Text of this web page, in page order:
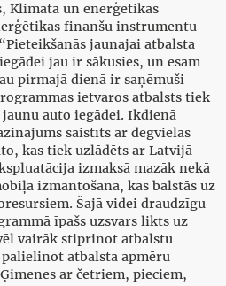
Klimata un enerģētikas
finanšu instrumentu
jaunajai atbalsta
jau ir sākusies, un esam
pirmajā dienā ir saņēmuši
ietvaros atbalsts tiek
auto iegādei. Ikdienā
saistīts ar degvielas
kas tiek uzlādēts ar Latvijā
izmaksā mazāk nekā
izmantošana, kas balstās uz
Šajā videi draudzīgu
īpašs uzsvars likts uz
vairāk stiprinot atbalstu
atbalsta apmēru
ar četriem, pieciem,